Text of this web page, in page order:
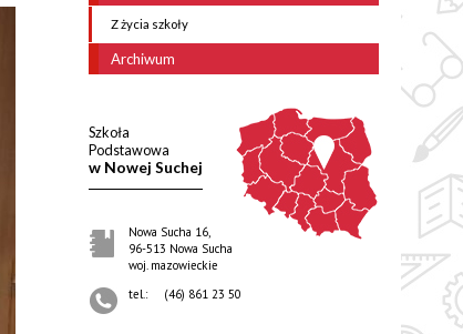
Z życia szkoły
Archiwum
Szkoła
Podstawowa
w Nowej Suchej
Nowa Sucha 16,
96-513 Nowa Sucha
woj. mazowieckie
tel.:
(46) 861 23 50